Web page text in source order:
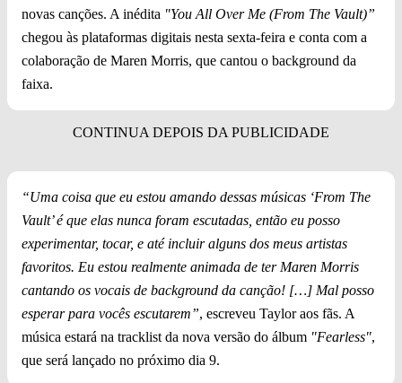
novas canções. A inédita "You All Over Me (From The Vault)”
chegou às plataformas digitais nesta sexta-feira e conta com a
colaboração de Maren Morris, que cantou o background da
faixa.
“Uma coisa que eu estou amando dessas músicas ‘From The
Vault’ é que elas nunca foram escutadas, então eu posso
experimentar, tocar, e até incluir alguns dos meus artistas
favoritos. Eu estou realmente animada de ter Maren Morris
cantando os vocais de background da canção! […] Mal posso
esperar para vocês escutarem”, escreveu Taylor aos fãs. A
música estará na tracklist da nova versão do álbum "Fearless",
que será lançado no próximo dia 9.